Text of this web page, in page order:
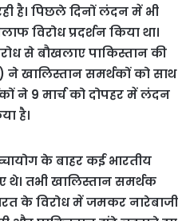
है। पिछले दिनों लंदन में भी
विरोध प्रदर्शन किया था।
से बौखलाए पाकिस्तान की
खालिस्तान समर्थकों को साथ
ने 9 मार्च को दोपहर में लंदन
है।
के बाहर कई भारतीय
थे। तभी खालिस्तान समर्थक
के विरोध में जमकर नारेबाजी